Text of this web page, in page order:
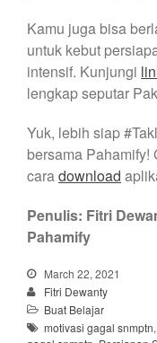
Kamu juga bisa
untuk kebut
intensif. Kunjungi
lengkap seputar
Yuk, lebih siap
bersama Pahamify!
caradownload
Penulis: Fitri
Pahamify
March 22, 2021
Fitri Dewanty
Buat Belajar
motivasi gagal snmptn,